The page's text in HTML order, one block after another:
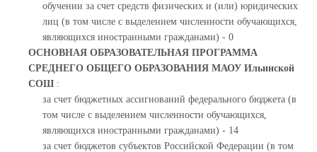
обучении за счет средств физических и (или) юридических
лиц (в том числе с выделением численности обучающихся,
являющихся иностранными гражданами) - 0
ОСНОВНАЯ ОБРАЗОВАТЕЛЬНАЯ ПРОГРАММА
СРЕДНЕГО ОБЩЕГО ОБРАЗОВАНИЯ МАОУ Ильинской
СОШ :
за счет бюджетных ассигнований федерального бюджета (в
том числе с выделением численности обучающихся,
являющихся иностранными гражданами) - 14
за счет бюджетов субъектов Российской Федерации (в том